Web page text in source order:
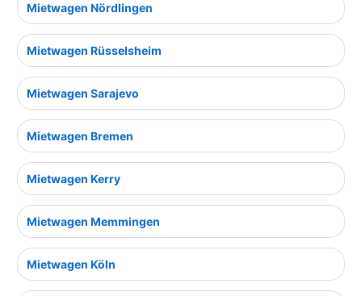
Mietwagen Nördlingen
Mietwagen Rüsselsheim
Mietwagen Sarajevo
Mietwagen Bremen
Mietwagen Kerry
Mietwagen Memmingen
Mietwagen Köln